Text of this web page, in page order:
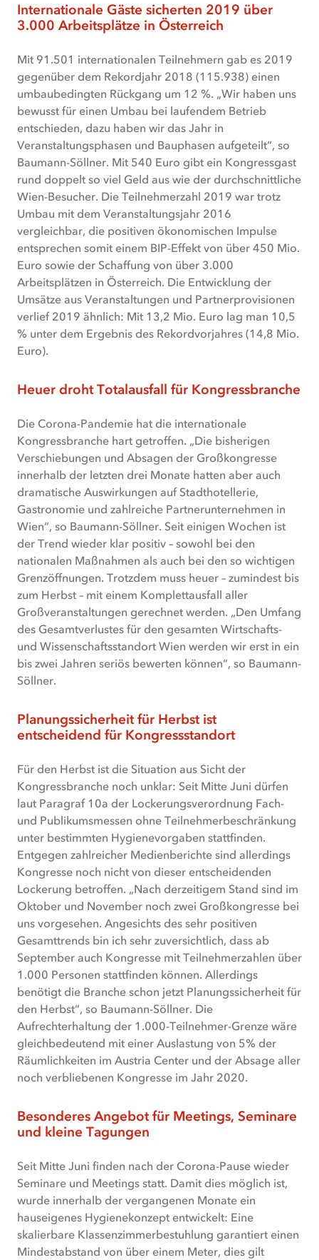
Internationale Gäste sicherten 2019 über
3.000 Arbeitsplätze in Österreich
Mit 91.501 internationalen Teilnehmern gab es 2019
gegenüber dem Rekordjahr 2018 (115.938) einen
umbaubedingten Rückgang um 12 %. „Wir haben uns
bewusst für einen Umbau bei laufendem Betrieb
entschieden, dazu haben wir das Jahr in
Veranstaltungsphasen und Bauphasen aufgeteilt“, so
Baumann-Söllner. Mit 540 Euro gibt ein Kongressgast
rund doppelt so viel Geld aus wie der durchschnittliche
Wien-Besucher. Die Teilnehmerzahl 2019 war trotz
Umbau mit dem Veranstaltungsjahr 2016
vergleichbar, die positiven ökonomischen Impulse
entsprechen somit einem BIP-Effekt von über 450 Mio.
Euro sowie der Schaffung von über 3.000
Arbeitsplätzen in Österreich. Die Entwicklung der
Umsätze aus Veranstaltungen und Partnerprovisionen
verlief 2019 ähnlich: Mit 13,2 Mio. Euro lag man 10,5
% unter dem Ergebnis des Rekordvorjahres (14,8 Mio.
Euro).
Heuer droht Totalausfall für Kongressbranche
Die Corona-Pandemie hat die internationale
Kongressbranche hart getroffen. „Die bisherigen
Verschiebungen und Absagen der Großkongresse
innerhalb der letzten drei Monate hatten aber auch
dramatische Auswirkungen auf Stadthotellerie,
Gastronomie und zahlreiche Partnerunternehmen in
Wien“, so Baumann-Söllner. Seit einigen Wochen ist
der Trend wieder klar positiv – sowohl bei den
nationalen Maßnahmen als auch bei den so wichtigen
Grenzöffnungen. Trotzdem muss heuer – zumindest bis
zum Herbst – mit einem Komplettausfall aller
Großveranstaltungen gerechnet werden. „Den Umfang
des Gesamtverlustes für den gesamten Wirtschafts-
und Wissenschaftsstandort Wien werden wir erst in ein
bis zwei Jahren seriös bewerten können“, so Baumann-
Söllner.
Planungssicherheit für Herbst ist
entscheidend für Kongressstandort
Für den Herbst ist die Situation aus Sicht der
Kongressbranche noch unklar: Seit Mitte Juni dürfen
laut Paragraf 10a der Lockerungsverordnung Fach-
und Publikumsmessen ohne Teilnehmerbeschränkung
unter bestimmten Hygienevorgaben stattfinden.
Entgegen zahlreicher Medienberichte sind allerdings
Kongresse noch nicht von dieser entscheidenden
Lockerung betroffen. „Nach derzeitigem Stand sind im
Oktober und November noch zwei Großkongresse bei
uns vorgesehen. Angesichts des sehr positiven
Gesamttrends bin ich sehr zuversichtlich, dass ab
September auch Kongresse mit Teilnehmerzahlen über
1.000 Personen stattfinden können. Allerdings
benötigt die Branche schon jetzt Planungssicherheit für
den Herbst“, so Baumann-Söllner. Die
Aufrechterhaltung der 1.000-Teilnehmer-Grenze wäre
gleichbedeutend mit einer Auslastung von 5% der
Räumlichkeiten im Austria Center und der Absage aller
noch verbliebenen Kongresse im Jahr 2020.
Besonderes Angebot für Meetings, Seminare
und kleine Tagungen
Seit Mitte Juni finden nach der Corona-Pause wieder
Seminare und Meetings statt. Damit dies möglich ist,
wurde innerhalb der vergangenen Monate ein
hauseigenes Hygienekonzept entwickelt: Eine
skalierbare Klassenzimmerbestuhlung garantiert einen
Mindestabstand von über einem Meter, dies gilt